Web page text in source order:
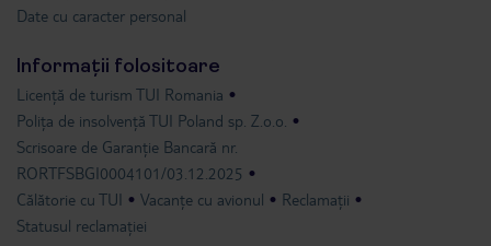
Date cu caracter personal
Informații folositoare
Licență de turism TUI Romania
Polița de insolvență TUI Poland sp. Z.o.o.
Scrisoare de Garanție Bancară nr.
RORTFSBGI0004101/03.12.2025
Călătorie cu TUI
Vacanțe cu avionul
Reclamații
Statusul reclamației